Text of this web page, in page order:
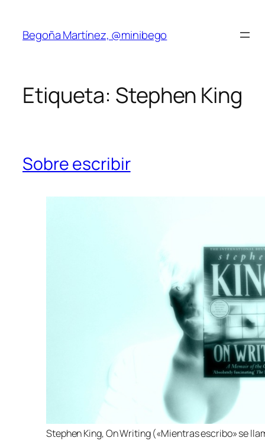
contenido
Begoña Martínez, @minibego
Etiqueta: Stephen King
Sobre escribir
Stephen King, On Writing («Mientras escribo» se